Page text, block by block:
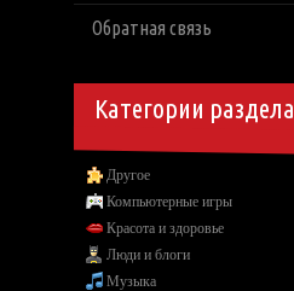
Обратная связь
Категории раздела
Другое
Компьютерные игры
Красота и здоровье
Люди и блоги
Музыка